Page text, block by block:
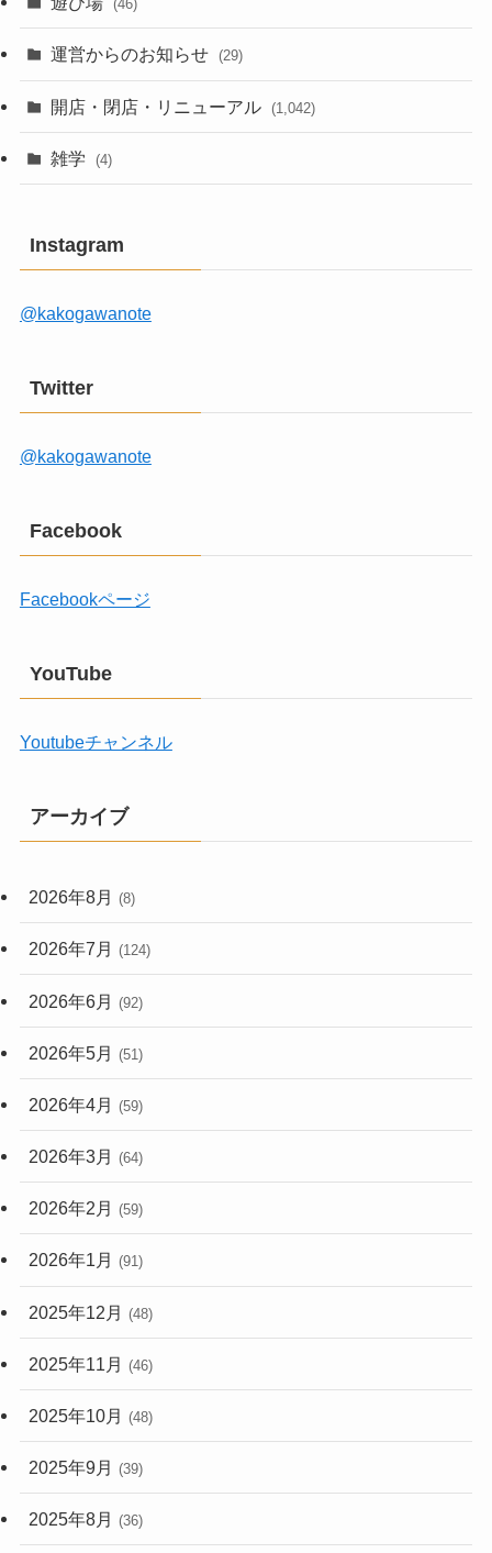
(46)
運営からのお知らせ (29)
開店・閉店・リニューアル (1,042)
雑学 (4)
Instagram
@kakogawanote
Twitter
@kakogawanote
Facebook
Facebookページ
YouTube
Youtubeチャンネル
アーカイブ
2026年8月 (8)
2026年7月 (124)
2026年6月 (92)
2026年5月 (51)
2026年4月 (59)
2026年3月 (64)
2026年2月 (59)
2026年1月 (91)
2025年12月 (48)
2025年11月 (46)
2025年10月 (48)
2025年9月 (39)
2025年8月 (36)